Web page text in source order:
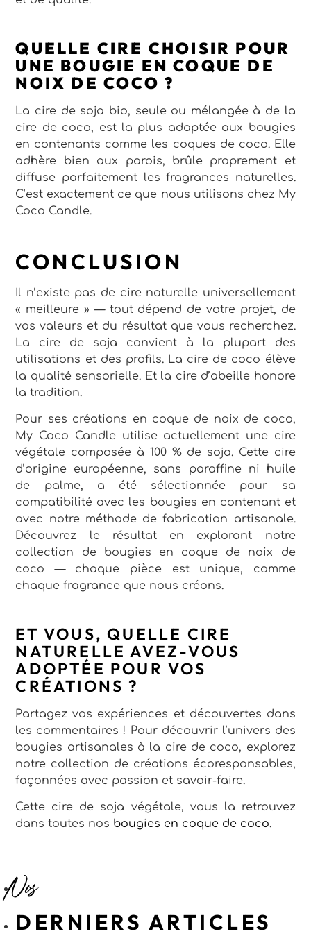
QUELLE CIRE CHOISIR POUR
UNE BOUGIE EN COQUE DE
NOIX DE COCO ?
La cire de soja bio, seule ou mélangée à de la
cire de coco, est la plus adaptée aux bougies
en contenants comme les coques de coco. Elle
adhère bien aux parois, brûle proprement et
diffuse parfaitement les fragrances naturelles.
C’est exactement ce que nous utilisons chez My
Coco Candle.
CONCLUSION
Il n’existe pas de cire naturelle universellement
« meilleure » — tout dépend de votre projet, de
vos valeurs et du résultat que vous recherchez.
La cire de soja convient à la plupart des
utilisations et des profils. La cire de coco élève
la qualité sensorielle. Et la cire d’abeille honore
la tradition.
Pour ses créations en coque de noix de coco,
My Coco Candle utilise actuellement une cire
végétale composée à 100 % de soja. Cette cire
d’origine européenne, sans paraffine ni huile
de palme, a été sélectionnée pour sa
compatibilité avec les bougies en contenant et
avec notre méthode de fabrication artisanale.
Découvrez le résultat en explorant notre
collection de bougies en coque de noix de
coco — chaque pièce est unique, comme
chaque fragrance que nous créons.
ET VOUS, QUELLE CIRE
NATURELLE AVEZ-VOUS
ADOPTÉE POUR VOS
CRÉATIONS ?
Partagez vos expériences et découvertes dans
les commentaires ! Pour découvrir l’univers des
bougies artisanales à la cire de coco, explorez
notre collection de créations écoresponsables,
façonnées avec passion et savoir-faire.
Cette cire de soja végétale, vous la retrouvez
dans toutes nos bougies en coque de coco.
Nos
DERNIERS ARTICLES